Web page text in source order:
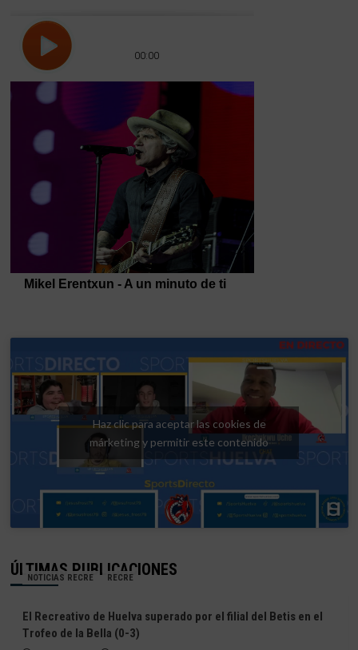
Haz clic para aceptar las cookies de
márketing y permitir este contenido
ÚLTIMAS PUBLICACIONES
NOTICIAS RECRE RECRE
El Recreativo de Huelva superado por el filial del Betis en el
Trofeo de la Bella (0-3)